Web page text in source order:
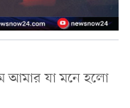
আমার যা মনে হলো